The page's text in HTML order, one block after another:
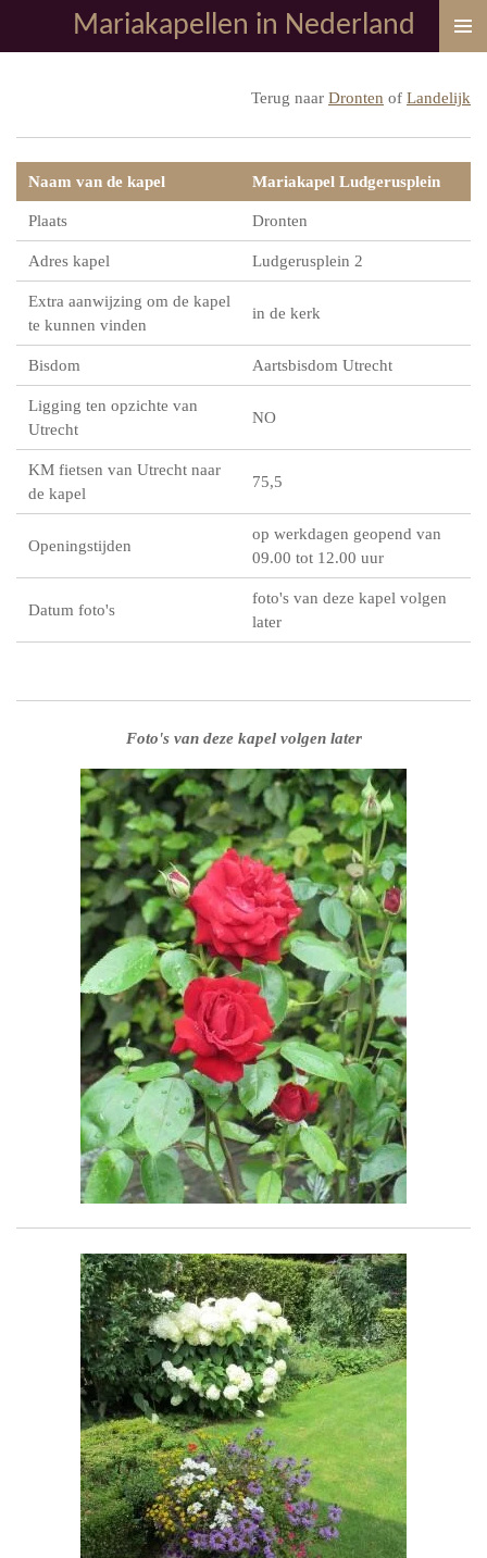
direct
Mariakapellen in Nederland
Terug naar Dronten of Landelijk
Naam van de kapel Mariakapel Ludgerusplein
Plaats Dronten
Adres kapel Ludgerusplein 2
Extra aanwijzing om de kapel
te kunnen vinden
in de kerk
Bisdom Aartsbisdom Utrecht
Ligging ten opzichte van
Utrecht
NO
KM fietsen van Utrecht naar
de kapel
75,5
Openingstijden
op werkdagen geopend van
09.00 tot 12.00 uur
Datum foto's
foto's van deze kapel volgen
later
Foto's van deze kapel volgen later